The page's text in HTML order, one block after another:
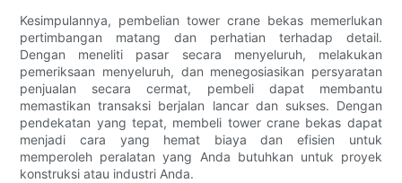
Kesimpulannya, pembelian tower crane bekas memerlukan
pertimbangan matang dan perhatian terhadap detail.
Dengan meneliti pasar secara menyeluruh, melakukan
pemeriksaan menyeluruh, dan menegosiasikan persyaratan
penjualan secara cermat, pembeli dapat membantu
memastikan transaksi berjalan lancar dan sukses. Dengan
pendekatan yang tepat, membeli tower crane bekas dapat
menjadi cara yang hemat biaya dan efisien untuk
memperoleh peralatan yang Anda butuhkan untuk proyek
konstruksi atau industri Anda.